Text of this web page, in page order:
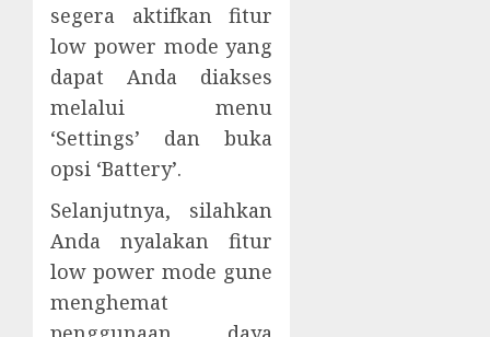
segera aktifkan fitur
low power mode yang
dapat Anda diakses
melalui menu
‘Settings’ dan buka
opsi ‘Battery’.
Selanjutnya, silahkan
Anda nyalakan fitur
low power mode gune
menghemat